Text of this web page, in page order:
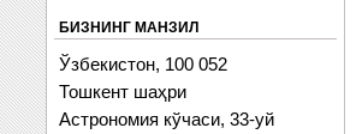
БИЗНИНГ МАНЗИЛ
Ўзбекистон, 100 052
Тошкент шаҳри
Астрономия кўчаси, 33-уй